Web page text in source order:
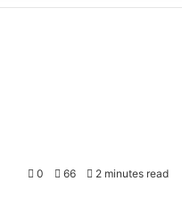
0 66 2 minutes read